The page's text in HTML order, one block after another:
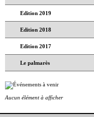
Edition 2019
Edition 2018
Edition 2017
Le palmarès
Aucun élément à afficher